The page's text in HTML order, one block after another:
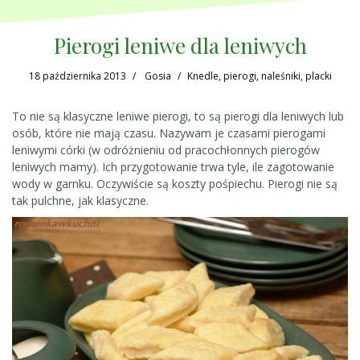
Pierogi leniwe dla leniwych
18 października 2013 Gosia Knedle, pierogi, naleśniki, placki
To nie są klasyczne leniwe pierogi, to są pierogi dla leniwych lub
osób, które nie mają czasu. Nazywam je czasami pierogami
leniwymi córki (w odróżnieniu od pracochłonnych pierogów
leniwych mamy). Ich przygotowanie trwa tyle, ile zagotowanie
wody w garnku. Oczywiście są koszty pośpiechu. Pierogi nie są
tak pulchne, jak klasyczne.